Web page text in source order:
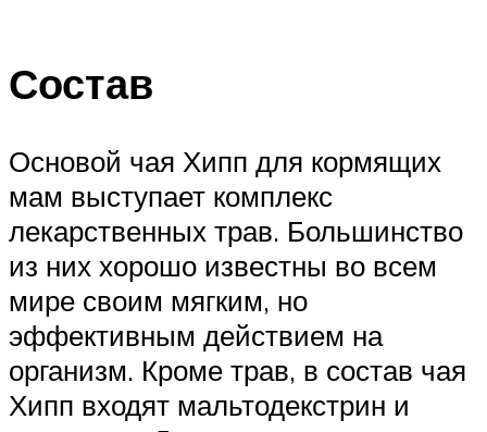
Состав
Основой чая Хипп для кормящих
мам выступает комплекс
лекарственных трав. Большинство
из них хорошо известны во всем
мире своим мягким, но
эффективным действием на
организм. Кроме трав, в состав чая
Хипп входят мальтодекстрин и